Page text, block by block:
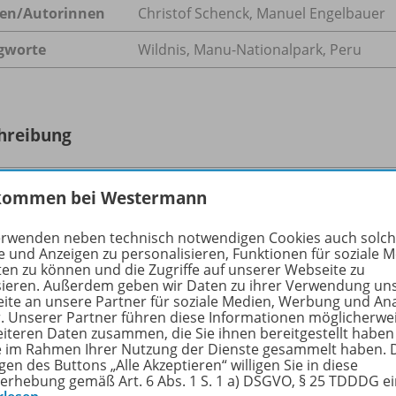
Autorinnen
Christof Schenck, Manuel Engelbauer
Wildnis, Manu-Nationalpark, Peru
nähert sich aufgrund fortschreitender Rodung der
Verdunstungsregen kann zur eigenständigen,
Auswirkungen auf das weltweite
letzte Bollwerk gegen Holzeinschlag, Feuer, Dämme
sichere Basisfinanzierung der Parkbehörden auch in
Finanzierungsmodellen, wie z. B. dem Legacy
Stiftung, gespeist aus staatlichen und privaten
bei Westermann
neben technisch notwendigen Cookies auch
und Anzeigen zu personalisieren, Funktionen für soziale
zu können und die Zugriffe auf unserer Webseite zu
Außerdem geben wir Daten zu ihrer Verwendung
an unsere Partner für soziale Medien, Werbung und
Unserer Partner führen diese Informationen
Daten zusammen, die Sie ihnen bereitgestellt
im Rahmen Ihrer Nutzung der Dienste gesammelt haben.
des Buttons „Alle Akzeptieren“ willigen Sie in diese
gemäß Art. 6 Abs. 1 S. 1 a) DSGVO, § 25 TDDDG